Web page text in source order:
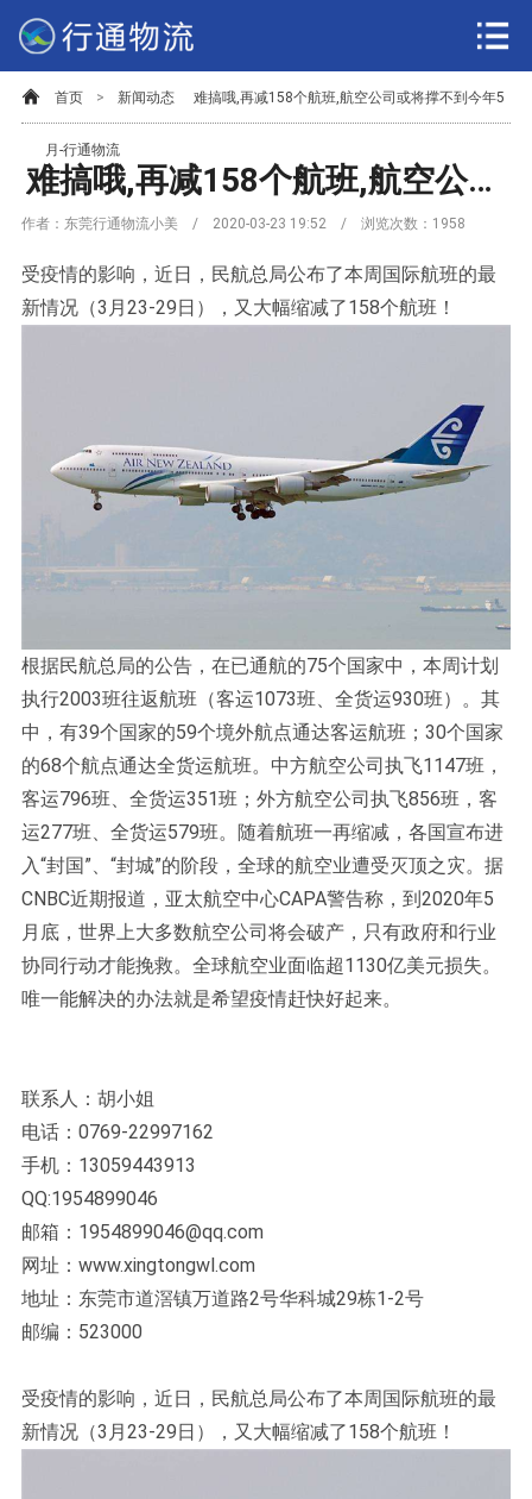
首页 > 新闻动态 难搞哦,再减158个航班,航空公司或将撑不到今年5
月-行通物流
难搞哦,再减158个航班,航空公司或将撑不到今年5月-行通物流
作者：东莞行通物流小美 / 2020-03-23 19:52 / 浏览次数： 1958
受疫情的影响，近日，民航总局公布了本周国际航班的最
新情况（3月23-29日），又大幅缩减了158个航班！
根据民航总局的公告，在已通航的75个国家中，本周计划
执行2003班往返航班（客运1073班、全货运930班）。其
中，有39个国家的59个境外航点通达客运航班；30个国家
的68个航点通达全货运航班。中方航空公司执飞1147班，
客运796班、全货运351班；外方航空公司执飞856班，客
运277班、全货运579班。随着航班一再缩减，各国宣布进
入“封国”、“封城”的阶段，全球的航空业遭受灭顶之灾。据
CNBC近期报道，亚太航空中心CAPA警告称，到2020年5
月底，世界上大多数航空公司将会破产，只有政府和行业
协同行动才能挽救。全球航空业面临超1130亿美元损失。
唯一能解决的办法就是希望疫情赶快好起来。
联系人：胡小姐
电话：0769-22997162
手机：13059443913
QQ:1954899046
邮箱：1954899046@qq.com
网址：www.xingtongwl.com
地址：东莞市道滘镇万道路2号华科城29栋1-2号
邮编：523000
受疫情的影响，近日，民航总局公布了本周国际航班的最
新情况（3月23-29日），又大幅缩减了158个航班！